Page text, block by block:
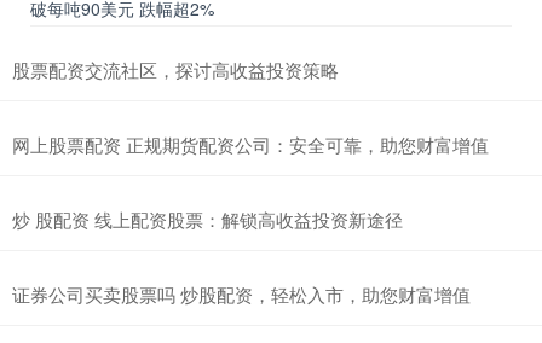
破每吨90美元 跌幅超2%
股票配资交流社区，探讨高收益投资策略
网上股票配资 正规期货配资公司：安全可靠，助您财富增值
炒 股配资 线上配资股票：解锁高收益投资新途径
证券公司买卖股票吗 炒股配资，轻松入市，助您财富增值